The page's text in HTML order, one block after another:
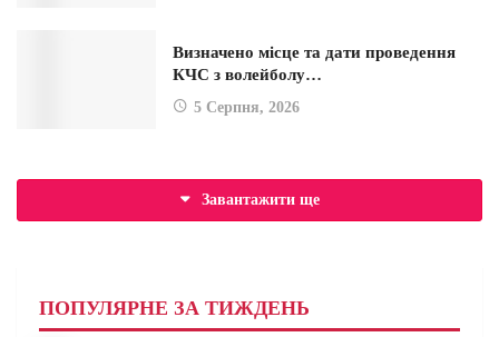
Визначено місце та дати проведення
КЧС з волейболу…
5 Серпня, 2026
Завантажити ще
ПОПУЛЯРНЕ ЗА ТИЖДЕНЬ